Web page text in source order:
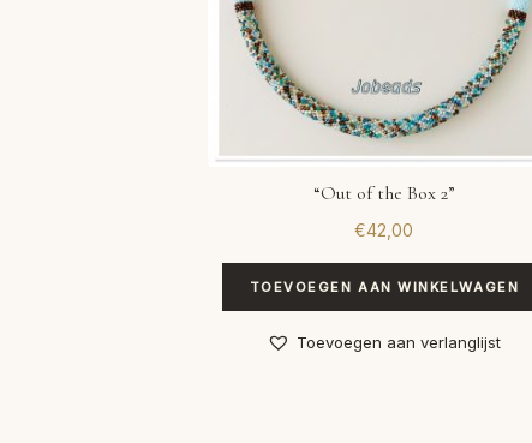
“Out of the Box 2”
€42,00
TOEVOEGEN AAN WINKELWAGEN
Toevoegen aan verlanglijst